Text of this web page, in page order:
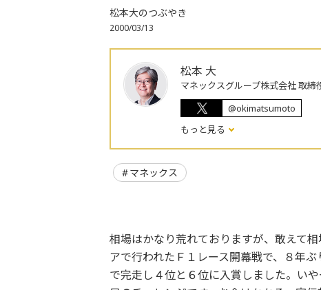
松本大のつぶやき
2000/03/13
松本 大
マネックスグループ株式会社 取
@okimatsumoto
もっと見る
マネックス
相場はかなり荒れておりますが、敢えて
アで行われたＦ１レース開幕戦で、８年
で完走し４位と６位に入賞しました。い